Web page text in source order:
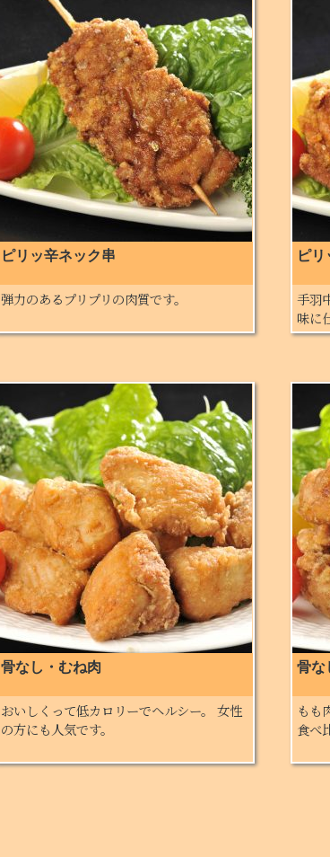
ピリッ辛ネック串
弾力のあるプリプリの肉質です。
ピ
手羽
味に
骨なし・むね肉
おいしくって低カロリーでヘルシー。 女性
の方にも人気です。
骨な
もも
食べ